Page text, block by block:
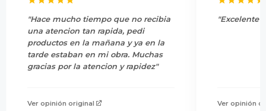
"Hace mucho tiempo que no recibia
una atencion tan rapida, pedi
productos en la mañana y ya en la
tarde estaban en mi obra. Muchas
gracias por la atencion y rapidez"
Ver opinión original
"Excelente
Ver opinión